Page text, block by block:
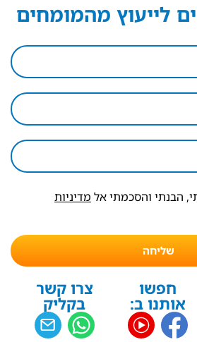
לייעוץ מהמומחים
הבנתי והסכמתי אל מדיניות
שליחה
חפשו
אותנו ב:
צרו קשר
בקליק